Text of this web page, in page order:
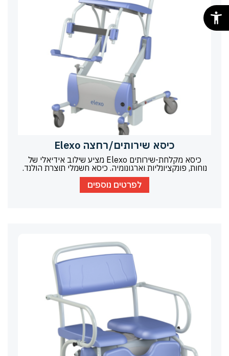
כיסא שירותים/רחצה Elexo
כיסא מקלחת-שירותים Elexo מציע שילוב אידיאלי של
נוחות, פונקציונליות וארגונומיה. כיסא חשמלי תוצרת הולנד.
לפרטים נוספים